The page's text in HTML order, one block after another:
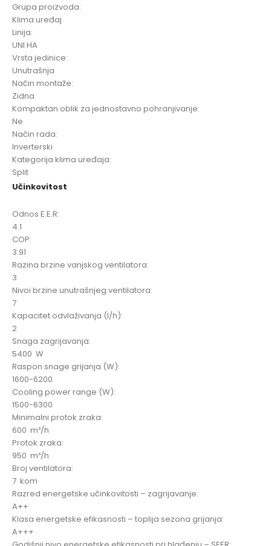
Grupa proizvoda:
Klima uređaj
Linija:
UNI HA
Vrsta jedinice:
Unutrašnja
Način montaže:
Zidna
Kompaktan oblik za jednostavno pohranjivanje:
Ne
Način rada:
Inverterski
Kategorija klima uređaja:
Split
Učinkovitost
Odnos E.E.R:
4.1
COP:
3.91
Razina brzine vanjskog ventilatora:
3
Nivoi brzine unutrašnjeg ventilatora:
7
Kapacitet odvlaživanja (l/h):
2
Snaga zagrijavanja:
5400 W
Raspon snage grijanja (W):
1600-6200
Cooling power range (W):
1500-6300
Minimalni protok zraka:
600 m³/h
Protok zraka:
950 m³/h
Broj ventilatora:
7 kom
Razred energetske učinkovitosti – zagrijavanje:
A++
Klasa energetske efikasnosti – toplija sezona grijanja:
A+++